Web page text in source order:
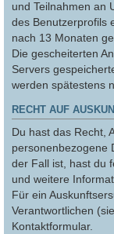
und Teilnahmen an
des Benutzerprofils
nach 13 Monaten
Die gescheiterten
Servers
werden spätestens
RECHT AUF
Du hast das Recht,
personenbezogene
der Fall ist, hast du
und weitere
Für ein
Verantwortlichen
Kontaktformular.